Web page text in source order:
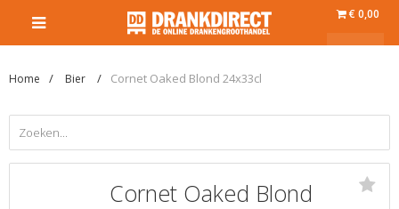
€ 0,00
Home Bier Cornet Oaked Blond 24x33cl
Cornet Oaked Blond